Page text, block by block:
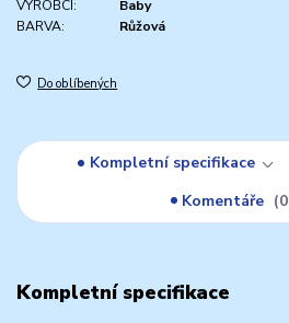
VÝROBCI:
Baby
BARVA:
Růžová
Do oblíbených
Kompletní specifikace
Komentáře
0
Kompletní specifikace